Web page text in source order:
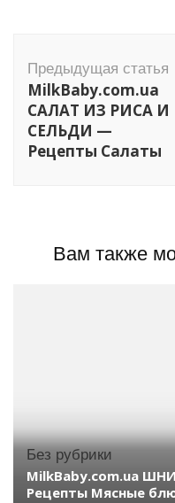
по
записям
Предыдущая статья
MilkBaby.com.ua
САЛАТ ИЗ РИСА И
СЕЛЬДИ —
Рецепты Салаты
Вам также
Без рубрики
MilkBaby.com.ua
Рецепты Мясные